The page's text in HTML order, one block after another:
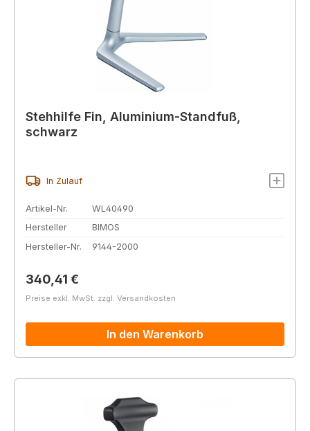
Stehhilfe Fin, Aluminium-Standfuß,
schwarz
In Zulauf
Artikel-Nr.
WL40490
Hersteller
BIMOS
Hersteller-Nr.
9144-2000
Regulärer Preis:
340,41 €
Preise exkl. MwSt. zzgl. Versandkosten
In den Warenkorb